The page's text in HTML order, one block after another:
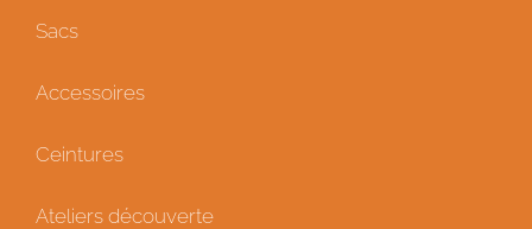
Sacs
Accessoires
Ceintures
Ateliers découverte